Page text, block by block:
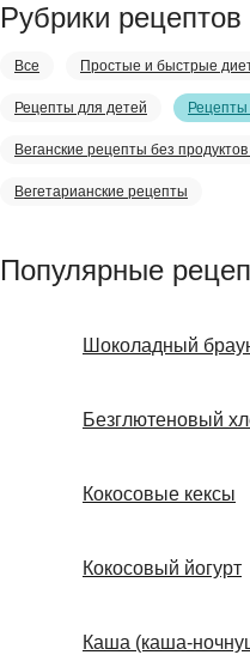
Рубрики рецептов
Все Простые и быстрые
Рецепты для детей Рецепты
Веганские рецепты без
Вегетарианские рецепты
Популярные
Шоколадный
Безглютеновый
Кокосовые кексы
Кокосовый йогурт
Каша (каша-